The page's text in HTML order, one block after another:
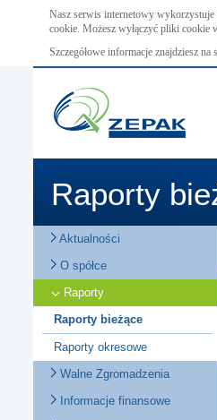
Nasz serwis internetowy
cookie. Możesz wyłączyć pliki cookie
Szczegółowe informacje znajdziesz na
Raporty
Aktualności
O spółce
Raporty
Raporty bieżące
Raporty okresowe
Walne Zgromadzenia
Informacje finansowe